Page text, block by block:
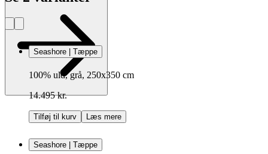
Seashore | Tæppe
100% uld, grå, 250x350 cm
14.495 kr.
Tilføj til kurv Læs mere
Seashore | Tæppe